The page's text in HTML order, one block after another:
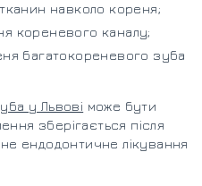
навколо кореня;
кореневого каналу;
багатокореневого зуба
у Львові може бути
зберігається після
ендодонтичне лікування